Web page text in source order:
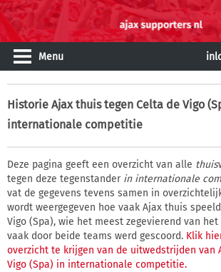
Menu
Historie Ajax thuis tegen Celta de Vigo
internationale competitie
Deze pagina geeft een overzicht van alle thuis
tegen deze tegenstander in internationale
vat de gegevens tevens samen in
wordt weergegeven hoe vaak Ajax thuis
Vigo (Spa), wie het meest zegevierend van
vaak door beide teams werd gescoord. Klik
overzicht te krijgen van de uitwedstrijden van
Vigo (Spa) in internationale competitie.